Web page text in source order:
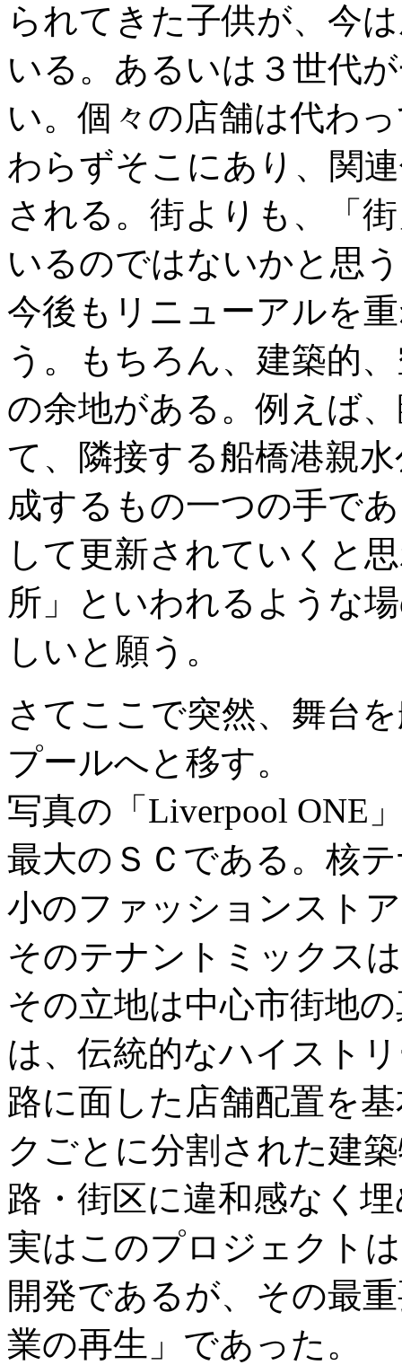
られてきた子供が、今
いる。あるいは３世代
い。個々の店舗は代わ
わらずそこにあり、関
される。街よりも、「
いるのではないかと思
今後もリニューアルを
う。もちろん、建築的
の余地がある。例えば
て、隣接する船橋港親
成するもの一つの手で
して更新されていくと
所」といわれるような
しいと願う。
さてここで突然、舞台
プールへと移す。
写真の「Liverpool ONE
最大のＳＣである。核
小のファッションスト
そのテナントミックス
その立地は中心市街地
は、伝統的なハイスト
路に面した店舗配置を
クごとに分割された建
路・街区に違和感なく
実はこのプロジェクト
開発であるが、その最
業の再生」であった。